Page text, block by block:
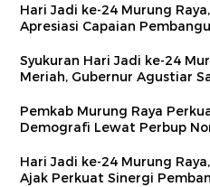
Hari Jadi ke-24 Murung
Apresiasi Capaian
Syukuran Hari Jadi ke-24
Meriah, Gubernur Agustiar
Pemkab Murung Raya
Demografi Lewat Perbup
Hari Jadi ke-24 Murung
Ajak Perkuat Sinergi